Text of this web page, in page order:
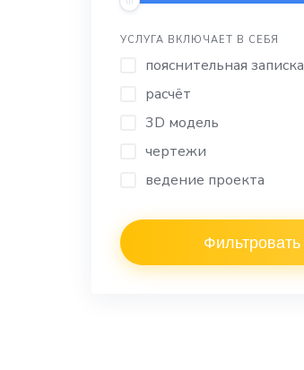
УСЛУГА ВКЛЮЧАЕТ В СЕБЯ
пояснительная записка
расчёт
3D модель
чертежи
ведение проекта
Фильтровать